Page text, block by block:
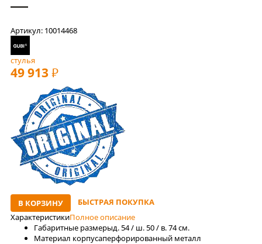
Артикул: 10014468
стулья
49 913 РУБ
В КОРЗИНУ
БЫСТРАЯ ПОКУПКА
ХарактеристикиПолное описание
Габаритные размерыд. 54 / ш. 50 / в. 74 см.
Материал корпусаперфорированный металл